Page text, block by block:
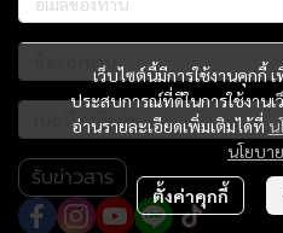
เว็บไซต์นี้มีการใช้งานคุกกี้
ประสบการณ์ที่ดีในการใช้งาน
อ่านรายละเอียดเพิ่มเติมได้ที่ น
นโยบา
ตั้งค่าคุกกี้
รับข่าวสาร